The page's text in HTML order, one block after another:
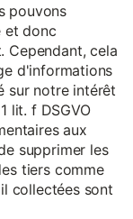
pouvons
et donc
Cependant, cela
d'informations
sur notre intérêt
lit. f DSGVO
aux
supprimer les
tiers comme
collectées sont